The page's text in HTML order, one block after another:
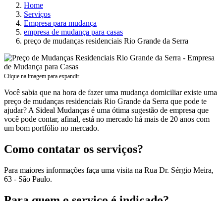
Home
Serviços
Empresa para mudança
empresa de mudança para casas
preço de mudanças residenciais Rio Grande da Serra
Clique na imagem para expandir
Você sabia que na hora de fazer uma mudança domiciliar existe uma
preço de mudanças residenciais Rio Grande da Serra que pode te
ajudar? A Sideal Mudanças é uma ótima sugestão de empresa que
você pode contar, afinal, está no mercado há mais de 20 anos com
um bom portfólio no mercado.
Como contatar os serviços?
Para maiores informações faça uma visita na Rua Dr. Sérgio Meira,
63 - São Paulo.